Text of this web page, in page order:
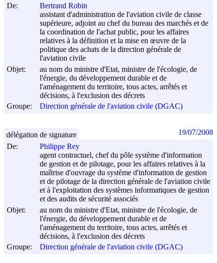
De:
Bertrand Robin
assistant d'administration de l'aviation civile de classe
supérieure, adjoint au chef du bureau des marchés et de
la coordination de l'achat public, pour les affaires
relatives à la définition et la mise en œuvre de la
politique des achats de la direction générale de
l'aviation civile
Objet:
au nom du ministre d'Etat, ministre de l'écologie, de
l'énergie, du développement durable et de
l'aménagement du territoire, tous actes, arrêtés et
décisions, à l'exclusion des décrets
Groupe:
Direction générale de l'aviation civile (DGAC)
De:
Philippe Rey
agent contractuel, chef du pôle système d'information
de gestion et de pilotage, pour les affaires relatives à la
maîtrise d'ouvrage du système d'information de gestion
et de pilotage de la direction générale de l'aviation civile
et à l'exploitation des systèmes informatiques de gestion
et des audits de sécurité associés
Objet:
au nom du ministre d'Etat, ministre de l'écologie, de
l'énergie, du développement durable et de
l'aménagement du territoire, tous actes, arrêtés et
décisions, à l'exclusion des décrets
Groupe:
Direction générale de l'aviation civile (DGAC)
délégation de signature 19/07/2008